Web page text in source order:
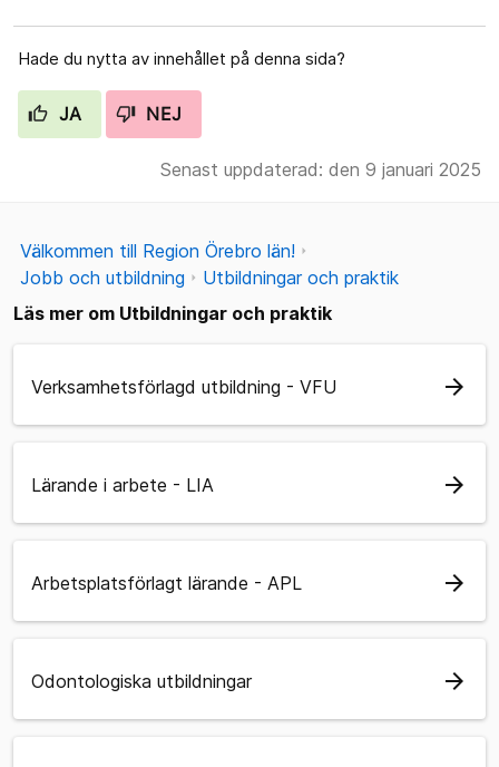
Hade du nytta av innehållet på denna sida?
JA NEJ
Senast uppdaterad: den 9 januari 2025
Välkommen till Region Örebro län!
Jobb och utbildning
Utbildningar och praktik
Läs mer om Utbildningar och praktik
Verksamhetsförlagd utbildning - VFU arrow_forward
Lärande i arbete - LIA arrow_forward
Arbetsplatsförlagt lärande - APL arrow_forward
Odontologiska utbildningar arrow_forward